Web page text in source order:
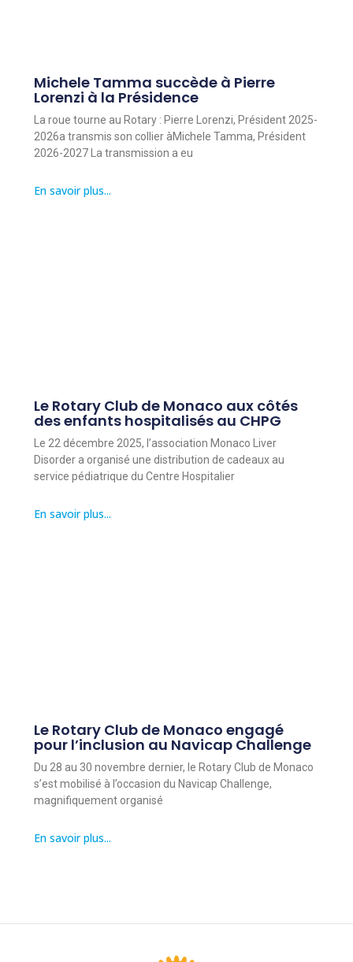
Michele Tamma succède à Pierre
Lorenzi à la Présidence
La roue tourne au Rotary : Pierre Lorenzi, Président 2025-
2026a transmis son collier àMichele Tamma, Président
2026-2027 La transmission a eu
En savoir plus...
Le Rotary Club de Monaco aux côtés
des enfants hospitalisés au CHPG
Le 22 décembre 2025, l’association Monaco Liver
Disorder a organisé une distribution de cadeaux au
service pédiatrique du Centre Hospitalier
En savoir plus...
Le Rotary Club de Monaco engagé
pour l’inclusion au Navicap Challenge
Du 28 au 30 novembre dernier, le Rotary Club de Monaco
s’est mobilisé à l’occasion du Navicap Challenge,
magnifiquement organisé
En savoir plus...